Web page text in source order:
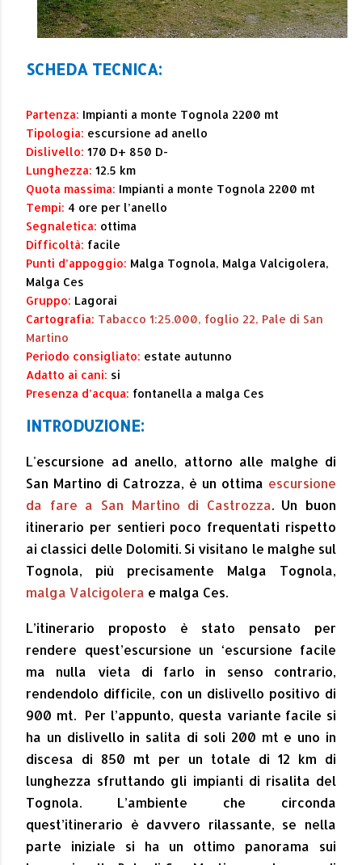
SCHEDA TECNICA:
Partenza: Impianti a monte Tognola 2200 mt
Tipologia: escursione ad anello
Dislivello: 170 D+ 850 D-
Lunghezza: 12.5 km
Quota massima: Impianti a monte Tognola 2200 mt
Tempi: 4 ore per l’anello
Segnaletica: ottima
Difficoltà: facile
Punti d’appoggio: Malga Tognola, Malga Valcigolera,
Malga Ces
Gruppo: Lagorai
Cartografia: Tabacco 1:25.000, foglio 22, Pale di San
Martino
Periodo consigliato: estate autunno
Adatto ai cani: si
Presenza d’acqua: fontanella a malga Ces
INTRODUZIONE:
L'escursione ad anello, attorno alle malghe di
San Martino di Catrozza, è un ottima escursione
da fare a San Martino di Castrozza. Un buon
itinerario per sentieri poco frequentati rispetto
ai classici delle Dolomiti. Si visitano le malghe sul
Tognola, più precisamente Malga Tognola,
malga Valcigolera e malga Ces.
L’itinerario proposto è stato pensato per
rendere quest’escursione un ‘escursione facile
ma nulla vieta di farlo in senso contrario,
rendendolo difficile, con un dislivello positivo di
900 mt. Per l’appunto, questa variante facile si
ha un dislivello in salita di soli 200 mt e uno in
discesa di 850 mt per un totale di 12 km di
lunghezza sfruttando gli impianti di risalita del
Tognola. L’ambiente che circonda
quest’itinerario è davvero rilassante, se nella
parte iniziale si ha un ottimo panorama sui